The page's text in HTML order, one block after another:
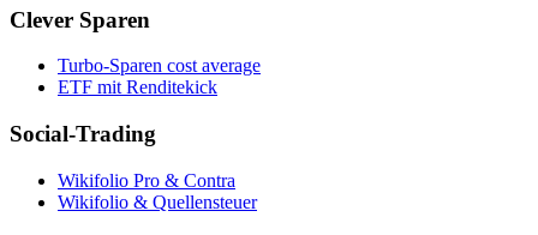
Clever Sparen
Turbo-Sparen cost average
ETF mit Renditekick
Social-Trading
Wikifolio Pro & Contra
Wikifolio & Quellensteuer